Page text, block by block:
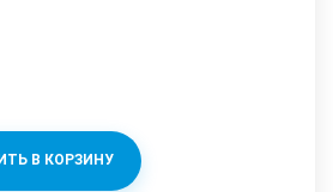
В КОРЗИНУ